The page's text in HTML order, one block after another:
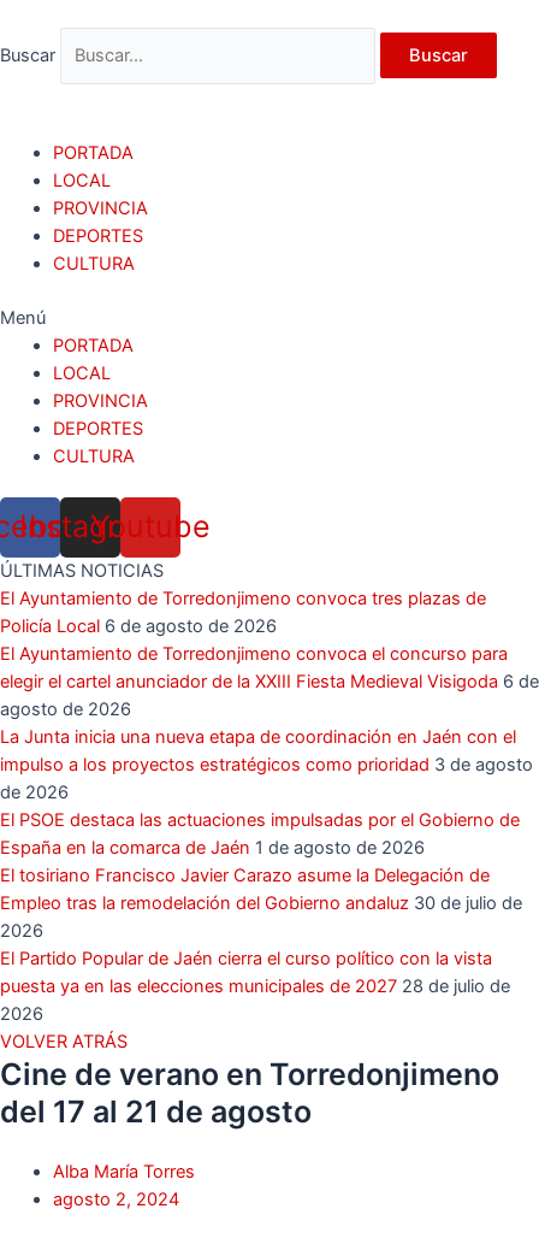
contenido
Buscar Buscar
PORTADA
LOCAL
PROVINCIA
DEPORTES
CULTURA
Menú
PORTADA
LOCAL
PROVINCIA
DEPORTES
CULTURA
Instagram
Youtube
ÚLTIMAS NOTICIAS
El Ayuntamiento de Torredonjimeno convoca tres plazas de
Policía Local 6 de agosto de 2026
El Ayuntamiento de Torredonjimeno convoca el concurso para
elegir el cartel anunciador de la XXIII Fiesta Medieval Visigoda 6 de
agosto de 2026
La Junta inicia una nueva etapa de coordinación en Jaén con el
impulso a los proyectos estratégicos como prioridad 3 de agosto
de 2026
El PSOE destaca las actuaciones impulsadas por el Gobierno de
España en la comarca de Jaén 1 de agosto de 2026
El tosiriano Francisco Javier Carazo asume la Delegación de
Empleo tras la remodelación del Gobierno andaluz 30 de julio de
2026
El Partido Popular de Jaén cierra el curso político con la vista
puesta ya en las elecciones municipales de 2027 28 de julio de
2026
VOLVER ATRÁS
Cine de verano en Torredonjimeno
del 17 al 21 de agosto
Alba María Torres
agosto 2, 2024